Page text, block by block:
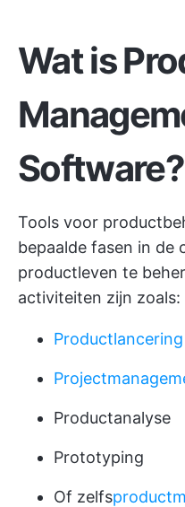
Wat is
Software?
Tools voor
bepaalde fasen in de
productleven te
activiteiten zijn zoals:
Productanalyse
Prototyping
Of zelfs